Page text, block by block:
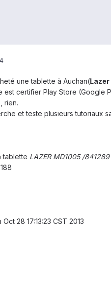
une tablette à Auchan(Lazer
est certifier Play Store (Google
rien.
et teste plusieurs tutoriaux
tablette LAZER MD1005 /841289
Oct 28 17:13:23 CST 2013